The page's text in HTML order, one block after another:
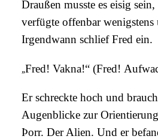
Draußen musste es eisig
verfügte offenbar wenigstens
Irgendwann schlief Fred ein.
„Fred! Vakna!“ (Fred!
Er schreckte hoch und
Augenblicke zur
Þorr. Der Alien. Und er